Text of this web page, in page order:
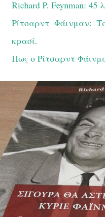
Richard P. Feynman: 45
Ρίτσαρντ Φάινμαν:
κρασί.
Πως ο Ρίτσαρντ